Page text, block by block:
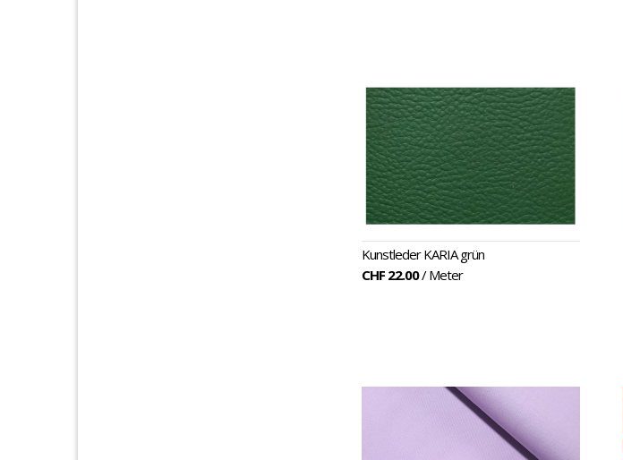
Kunstleder KARIA grün
CHF 22.00/ Meter